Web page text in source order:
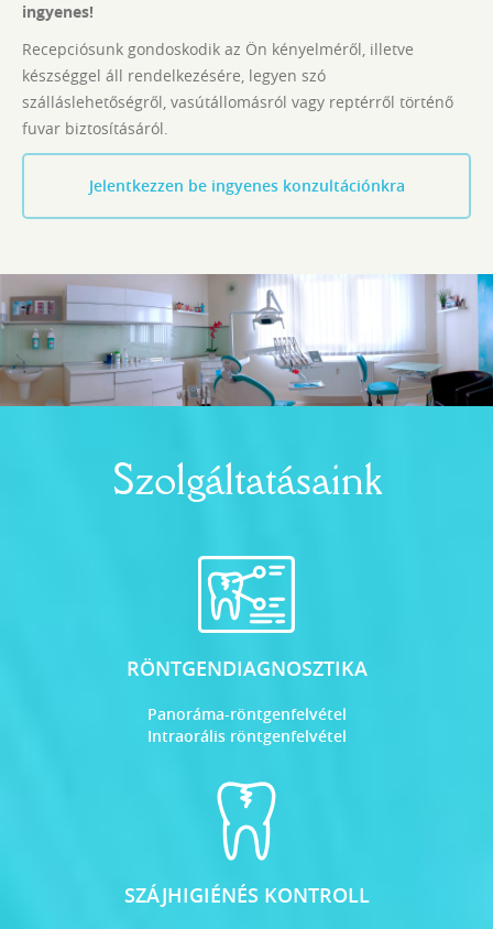
ingyenes!
Recepciósunk gondoskodik az Ön kényelméről, illetve
készséggel áll rendelkezésére, legyen szó
szálláslehetőségről, vasútállomásról vagy reptérről történő
fuvar biztosításáról.
Jelentkezzen be ingyenes konzultációnkra
Szolgáltatásaink
RÖNTGENDIAGNOSZTIKA
Panoráma-röntgenfelvétel
Intraorális röntgenfelvétel
SZÁJHIGIÉNÉS KONTROLL